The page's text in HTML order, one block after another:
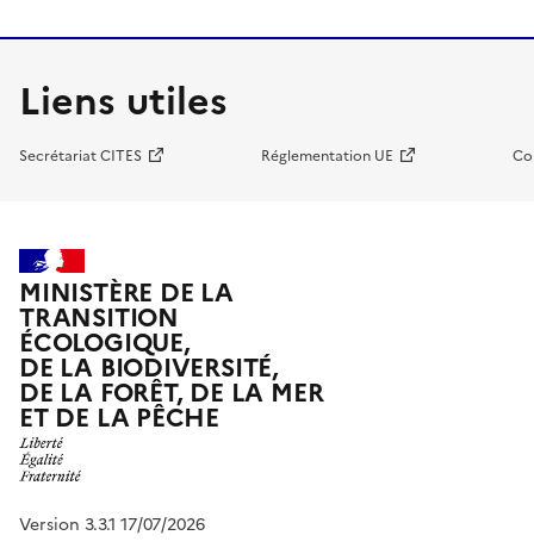
Liens utiles
Secrétariat CITES Réglementation UE
MINISTÈRE DE LA
TRANSITION
ÉCOLOGIQUE,
DE LA BIODIVERSITÉ,
DE LA FORÊT, DE LA MER
ET DE LA PÊCHE
Version 3.3.1 17/07/2026